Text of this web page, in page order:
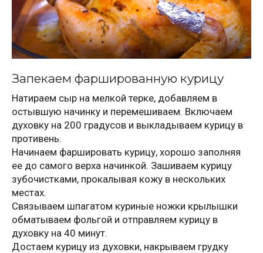
Запекаем фаршированную курицу
Натираем сыр на мелкой терке, добавляем в
остывшую начинку и перемешиваем. Включаем
духовку на 200 градусов и выкладываем курицу в
противень.
Начинаем фаршировать курицу, хорошо заполняя
ее до самого верха начинкой. Зашиваем курицу
зубочистками, прокалывая кожу в нескольких
местах.
Связываем шпагатом куриные ножки крылышки
обматываем фольгой и отправляем курицу в
духовку на 40 минут.
Достаем курицу из духовки, накрываем грудку